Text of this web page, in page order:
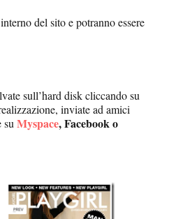
del sito e potranno essere
sull’hard disk cliccando su
inviate ad amici
su Myspace, Facebook o